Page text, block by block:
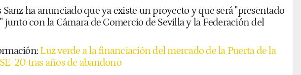
Sanz ha anunciado que ya existe un proyecto y que será "presentado
junto con la Cámara de Comercio de Sevilla y la Federación del
Luz verde a la financiación del mercado de la Puerta de la
20 tras años de abandono